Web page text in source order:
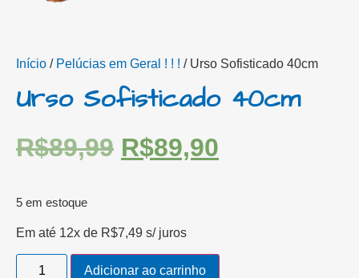
Início / Pelúcias em Geral ! ! ! / Urso Sofisticado 40cm
Urso Sofisticado 40cm
R$89,99 R$89,90
5 em estoque
Em até 12x de R$7,49 s/ juros
Adicionar ao carrinho